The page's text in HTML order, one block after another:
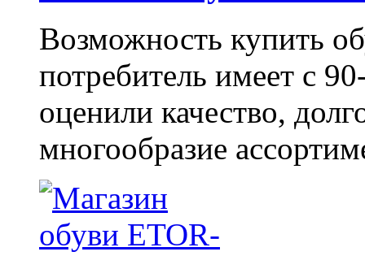
Возможность купить
потребитель имеет с
оценили качество,
многообразие